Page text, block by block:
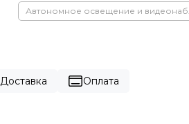
Автономное освещение и
Доставка Оплата